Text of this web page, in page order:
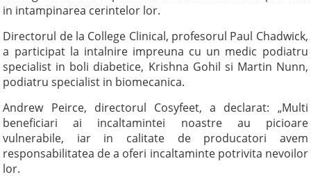
in intampinarea cerintelor lor.
Directorul de la College Clinical, profesorul Paul Chadwick,
a participat la intalnire impreuna cu un medic podiatru
specialist in boli diabetice, Krishna Gohil si Martin Nunn,
podiatru specialist in biomecanica.
Andrew Peirce, directorul Cosyfeet, a declarat: „Multi
beneficiari ai incaltamintei noastre au picioare
vulnerabile, iar in calitate de producatori avem
responsabilitatea de a oferi incaltaminte potrivita nevoilor
lor.